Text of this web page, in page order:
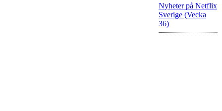
Nyheter på Netflix
Sverige (Vecka
36)